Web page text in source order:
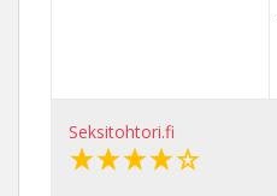
Seksitohtori.fi